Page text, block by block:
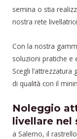
semina o stia
nostra rete
Con la nostra
soluzioni pratiche e
Scegli
di qualità con il
Noleggio
livellare nel
a Salerno, il